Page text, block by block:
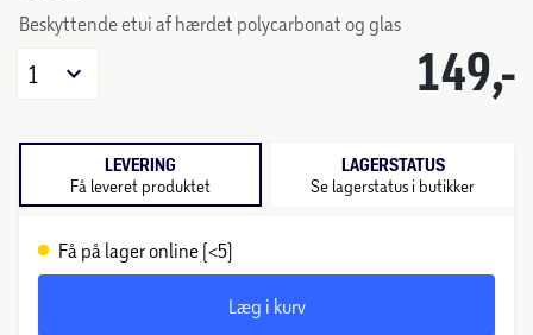
Beskyttende etui af hærdet polycarbonat og glas
149,-
1
LEVERING
Få leveret produktet
LAGERSTATUS
Se lagerstatus i butikker
Få på lager online (<5)
Læg i kurv